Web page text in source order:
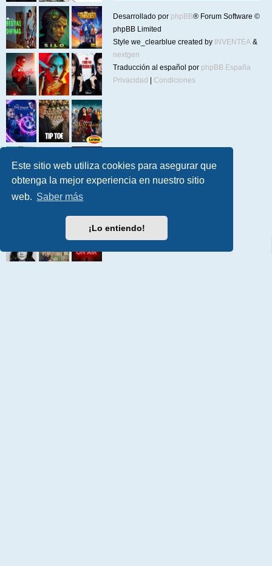
Este sitio web utiliza cookies para asegurar que
obtenga la mejor experiencia en nuestro sitio
web. Saber más
¡Lo entiendo!
Desarrollado por phpBB® Forum Software ©
phpBB Limited
Style we_clearblue created by INVENTEA &
nextgen
Traducción al español por phpBB España
Privacidad
Condiciones